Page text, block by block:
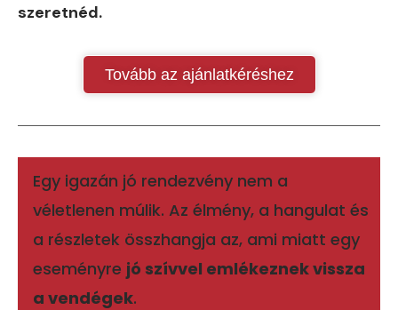
szeretnéd.
Tovább az ajánlatkéréshez
Egy igazán jó rendezvény nem a
véletlenen múlik. Az élmény, a hangulat és
a részletek összhangja az, ami miatt egy
eseményre jó szívvel emlékeznek vissza
a vendégek.